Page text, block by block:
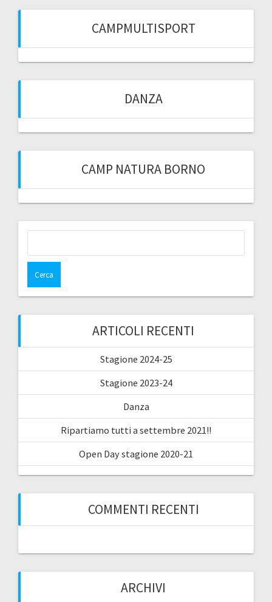
CAMPMULTISPORT
DANZA
CAMP NATURA BORNO
ARTICOLI RECENTI
Stagione 2024-25
Stagione 2023-24
Danza
Ripartiamo tutti a settembre 2021!!
Open Day stagione 2020-21
COMMENTI RECENTI
ARCHIVI